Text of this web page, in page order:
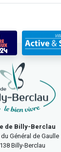
de Billy-Berclau
du Général de Gaulle
Billy-Berclau